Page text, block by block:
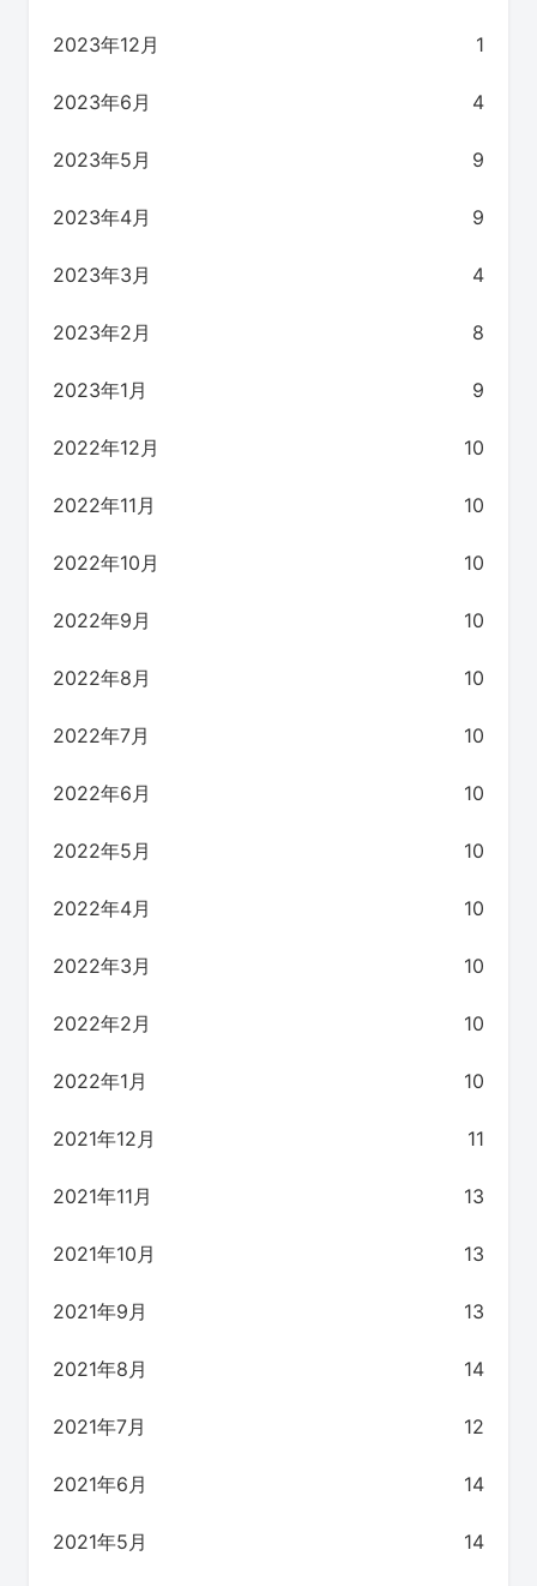
2023年12月 1
2023年6月 4
2023年5月 9
2023年4月 9
2023年3月 4
2023年2月 8
2023年1月 9
2022年12月 10
2022年11月 10
2022年10月 10
2022年9月 10
2022年8月 10
2022年7月 10
2022年6月 10
2022年5月 10
2022年4月 10
2022年3月 10
2022年2月 10
2022年1月 10
2021年12月 11
2021年11月 13
2021年10月 13
2021年9月 13
2021年8月 14
2021年7月 12
2021年6月 14
2021年5月 14